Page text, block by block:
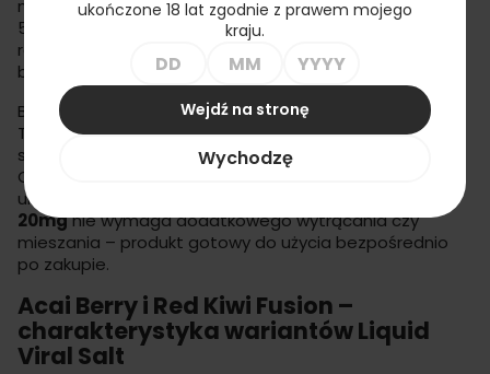
narażasz grzałkę na przedwczesne zużycie. Formuła
50% gliceryny roślinnej i 50% glikolu propylenowego
redukuje lepkość cieczy, co skraca czas nasączania
bawełny do 3-4 minut po napełnieniu zbiornika.
Butelki posiadają certyfikat zgodności z dyrektywą
TPD oraz blokadę przed otwarciem przez dzieci –
standardy obowiązujące w krajach Unii Europejskiej.
Osoby używające podów mogą wykorzystać
uniwersalność tych płynów.
20mgnie wymaga dodatkowego wytrącania czy
mieszania – produkt gotowy do użycia bezpośrednio
po zakupie.
Acai Berry i Red Kiwi Fusion –
charakterystyka wariantów Liquid
Viral Salt
ukończone 18 lat zgodnie z prawem mojego
kraju.
Wejdź na stronę
Wychodzę